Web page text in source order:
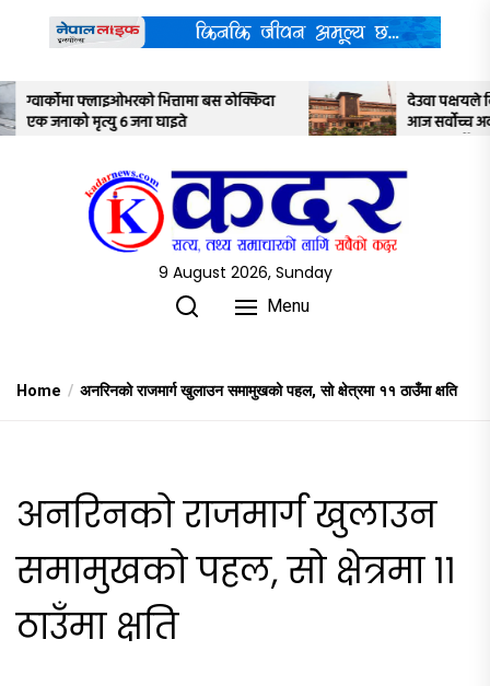
content
ठोक्किदा
देउवा पक्षयले दिएकोे पुनरावलोकन निवेदनमाथि
आज सर्वोच्च अदालतका तीन न्यायाधीशले
9 August 2026, Sunday
Menu
Home अनरिनको राजमार्ग खुलाउन समामुखको पहल, सो क्षेत्रमा ११ ठाउँमा क्षति
अनरिनको राजमार्ग खुलाउन
समामुखको पहल, सो क्षेत्रमा ११
ठाउँमा क्षति